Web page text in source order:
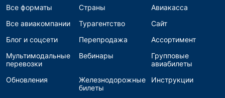
Все форматы Страны
Авиакасса
Все авиакомпании
Турагентство
Сайт
Блог и соцсети
Перепродажа
Ассортимент
Мультимодальные
перевозки
Вебинары
Групповые
авиабилеты
Обновления
Железнодорожные
билеты
Инструкции